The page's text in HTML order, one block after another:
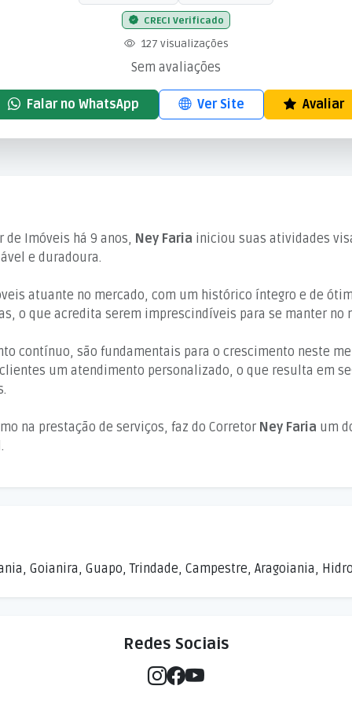
CRECI Verificado
127 visualizações
Sem avaliações
Falar no WhatsApp Ver Site Avaliar
de Imóveis há 9 anos, Ney Faria iniciou suas atividades
e duradoura.
atuante no mercado, com um histórico íntegro e de
o que acredita serem imprescindíveis para se manter no
contínuo, são fundamentais para o crescimento neste
um atendimento personalizado, o que resulta em
na prestação de serviços, faz do Corretor Ney Faria um
Goianira, Guapo, Trindade, Campestre, Aragoiania,
Redes Sociais